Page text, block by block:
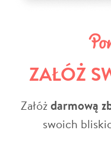
ZAŁÓŻ
Załóżdarmową
swoich